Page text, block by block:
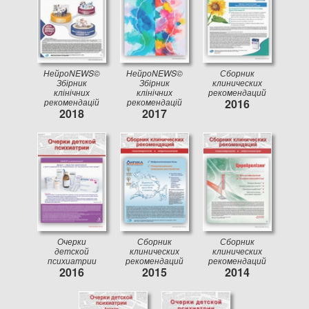
НейроNEWS©
Збірник
клінічних
рекомендацій
2018
НейроNEWS©
Збірник
клінічних
рекомендацій
2017
Сборник
клинических
рекомендаций
2016
Очерки
детской
психиатрии
2016
Сборник
клинических
рекомендаций
2015
Сборник
клинических
рекомендаций
2014